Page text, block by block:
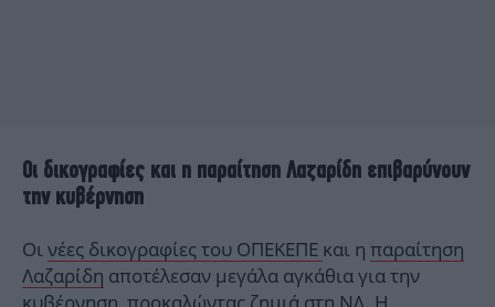
Οι δικογραφίες και η παραίτηση Λαζαρίδη επιβαρύνουν
την κυβέρνηση
Οινέες δικογραφίες του ΟΠΕΚΕΠΕ και η παραίτηση
Λαζαρίδη αποτέλεσαν μεγάλα αγκάθια για την